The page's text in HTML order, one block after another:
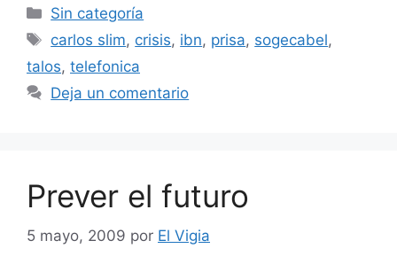
Categorías
Sin categoría
Etiquetas
carlos slim, crisis, ibn, prisa, sogecabel,
talos, telefonica
Deja un comentario
Prever el futuro
5 mayo, 2009 por El Vigia